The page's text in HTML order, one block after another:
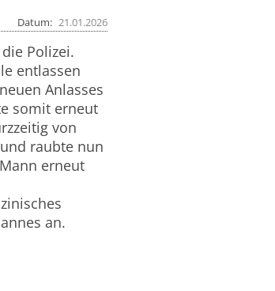
Datum 21.01.2026
Polizei.
entlassen
Anlasses
somit erneut
von
raubte nun
erneut
an.